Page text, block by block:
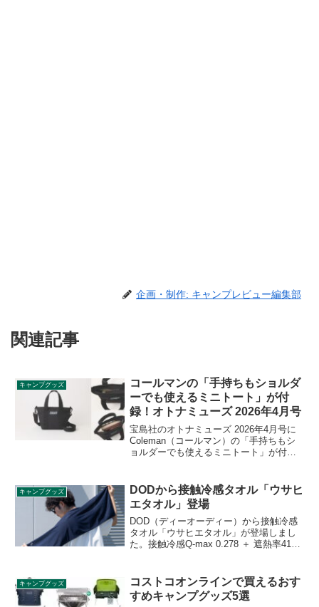
企画・制作: キャンプレビュー編集部
関連記事
キャンプグッズ
コールマンの「手持ちもショルダ
ーでも使えるミニトート」が付
録！オトナミューズ 2026年4月号
宝島社のオトナミューズ 2026年4月号に
Coleman（コールマン）の「手持ちもシ
ョルダーでも使えるミニトート」が付録
にしたミニトートです。詳細をレビュー
します。
キャンプグッズ
DODから接触冷感タオル「ウサヒ
エタオル」登場
DOD（ディーオーディー）から接触冷感
タオル「ウサヒエタオル」が登場しまし
た。接触冷感Q-max 0.278 ＋ 遮熱率41%
瞬間の熱を逃がす夏対策アイテムです。
詳細をレビューします。
キャンプグッズ
コストコオンラインで買えるおす
すめキャンプグッズ5選